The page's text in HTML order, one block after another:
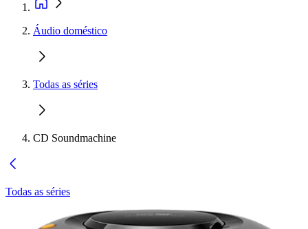
Áudio doméstico
Todas as séries
CD Soundmachine
Todas as séries